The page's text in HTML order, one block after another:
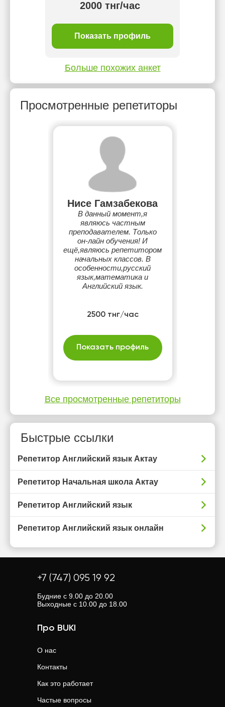
2000 тнг/час
Показать профиль
Больше похожих анкет
Просмотренные репетиторы
Нисе Гамзабекова
В данный момент,я
являюсь частным
преподавателем. Только
он-лайн обучения! И
ещё,являюсь репетитором
начальных классов. В
особенности,русский
язык,математика и
Английский язык.
2500 тнг/час
Показать профиль
Все просмотренные репетиторы
Быстрые ссылки
Репетитор Английский язык Актау
Репетитор Начальная школа Актау
Репетитор Английский язык
Репетитор Английский язык онлайн
+7 (747) 095 19 92
Будние с 9.00 до 20.00
Выходные с 10.00 до 18.00
Про BUKI
О нас
Контакты
Как это работает
Частые вопросы